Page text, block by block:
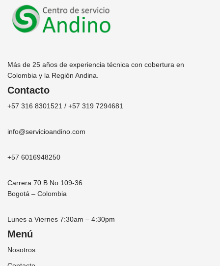
Más de 25 años de experiencia técnica con cobertura en
Colombia y la Región Andina.
Contacto
+57 316 8301521 / +57 319 7294681
info@servicioandino.com
+57 6016948250
Carrera 70 B No 109-36
Bogotá – Colombia
Lunes a Viernes 7:30am – 4:30pm
Menú
Nosotros